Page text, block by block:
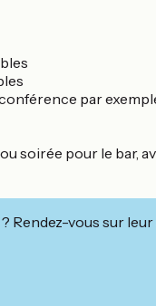
par
soirée pour le bar,
Rendez-vous sur